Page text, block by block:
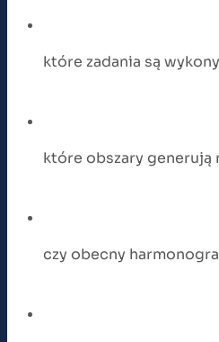
które zadania są
które obszary generują
czy obecny